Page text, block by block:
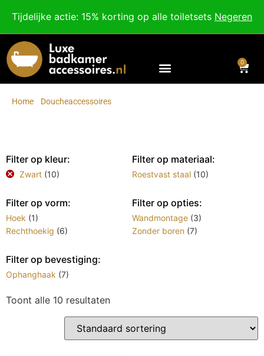
Tijdelijke actie: 15% korting op alle toiletsets Negeren
Voor 18:00 besteld, morgen in huis!
0
Home Doucheaccessoires
Filter op kleur:
Zwart (10)
Filter op materiaal:
Roestvast staal (10)
Filter op vorm:
Hoek (1)
Rechthoekig (6)
Filter op opties:
Wandmontage (3)
Zonder boren (7)
Filter op bevestiging:
Ophanghaak (7)
Toont alle 10 resultaten